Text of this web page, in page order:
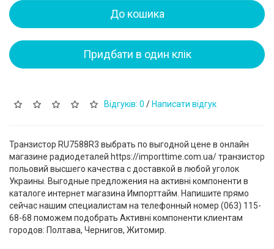
До кошика
Придбати в один клік
Відгуків: 0 / Написати відгук
Транзистор RU7588R3 выбрать по выгодной цене в онлайн
магазине радиодеталей https://importtime.com.ua/ транзистор
польовий высшего качества с доставкой в любой уголок
Украины. Выгодные предложения на активні компоненти в
каталоге интернет магазина Импорттайм. Напишите прямо
сейчас нашим специалистам на телефонный номер (‎063) 115-
68-68 поможем подобрать Активні компоненти клиентам
городов: Полтава, Чернигов, Житомир.